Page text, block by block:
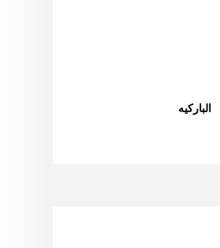
الباركيه